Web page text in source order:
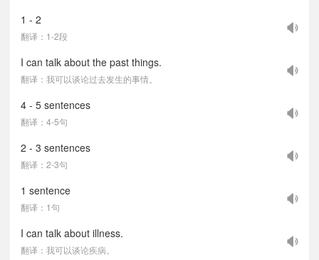
1 - 2
翻译：1-2段
I can talk about the past things.
翻译：我可以谈论过去发生的事情。
4 - 5 sentences
翻译：4-5句
2 - 3 sentences
翻译：2-3句
1 sentence
翻译：1句
I can talk about illness.
翻译：我可以谈论疾病。